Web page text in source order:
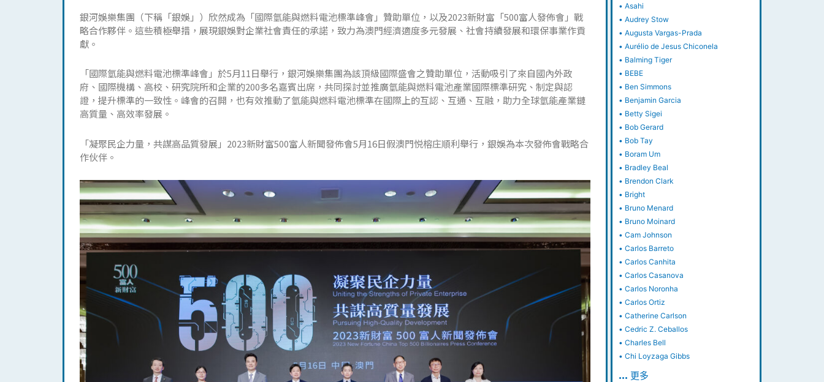
銀河娛樂集團（下稱「銀娛」）欣然成為「國際氫能與燃料電池標準峰會」贊助單位，以及2023新財富「500富人發佈會」戰
略合作夥伴。這些積極舉措，展現銀娛對企業社會責任的承諾，致力為澳門經濟適度多元發展、社會持續發展和環保事業作貢
獻。
「國際氫能與燃料電池標準峰會」於5月11日舉行，銀河娛樂集團為該頂級國際盛會之贊助單位，活動吸引了來自國內外政
府、國際機構、高校、研究院所和企業的200多名嘉賓出席，共同探討並推廣氫能與燃料電池產業國際標準研究、制定與認
證，提升標準的一致性。峰會的召開，也有效推動了氫能與燃料電池標準在國際上的互認、互通、互融，助力全球氫能產業鏈
高質量、高效率發展。
「凝聚民企力量，共謀高品質發展」2023新財富500富人新聞發佈會5月16日假澳門悦榕庄順利舉行，銀娛為本次發佈會戰略合
作伙伴。
•Asahi
•Audrey Stow
•Augusta Vargas-Prada
•Aurélio de Jesus Chiconela
• Balming Tiger
• BEBE
• Ben Simmons
• Benjamin Garcia
• Betty Sigei
• Bob Gerard
• Bob Tay
• Boram Um
• Bradley Beal
• Brendon Clark
• Bright
• Bruno Menard
• Bruno Moinard
•Cam Johnson
•Carlos Barreto
•Carlos Canhita
•Carlos Casanova
•Carlos Noronha
•Carlos Ortiz
•Catherine Carlson
•Cedric Z. Ceballos
•Charles Bell
•Chi Loyzaga Gibbs
… 更多